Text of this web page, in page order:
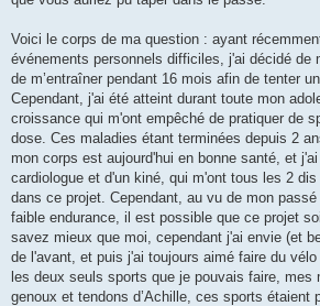
Voici le corps de ma question : ayant
événements personnels difficiles, j'ai décidé de
de m’entraîner pendant 16 mois afin de tenter
Cependant, j'ai été atteint durant toute mon
croissance qui m'ont empêché de pratiquer de
dose. Ces maladies étant terminées depuis 2
mon corps est aujourd'hui en bonne santé, et
cardiologue et d'un kiné, qui m'ont tous les 2
dans ce projet. Cependant, au vu de mon
faible endurance, il est possible que ce projet
savez mieux que moi, cependant j'ai envie (et
de l'avant, et puis j'ai toujours aimé faire du
les deux seuls sports que je pouvais faire, mes
genoux et tendons d’Achille, ces sports étaient